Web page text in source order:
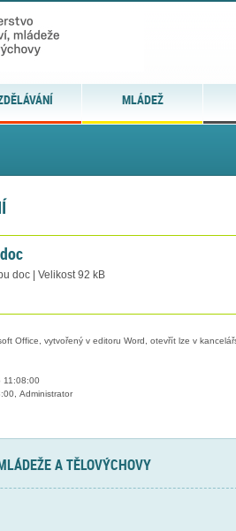
MLÁDEŽ
doc | Velikost 92 kB
Office, vytvořený v editoru Word, otevřít lze v
Administrator
A TĚLOVÝCHOVY